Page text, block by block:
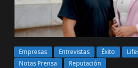
Empresas Entrevistas Éxito
Notas Prensa
Reputación